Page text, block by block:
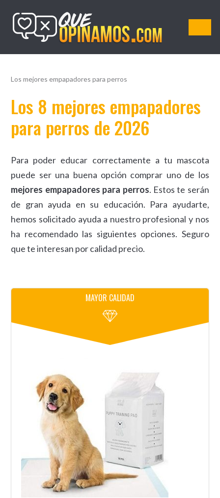
QueOpinamos.com
Los mejores empapadores para perros
Los 8 mejores empapadores
para perros de 2026
Para poder educar correctamente a tu mascota
puede ser una buena opción comprar uno de los
mejores empapadores para perros. Estos te serán
de gran ayuda en su educación. Para ayudarte,
hemos solicitado ayuda a nuestro profesional y nos
ha recomendado las siguientes opciones. Seguro
que te interesan por calidad precio.
MAYOR CALIDAD